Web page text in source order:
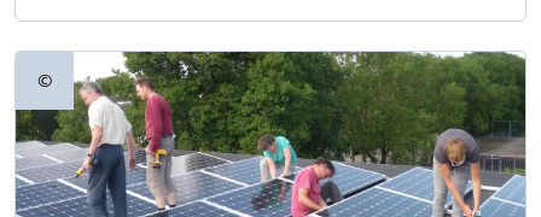
©Copyrightinformatie